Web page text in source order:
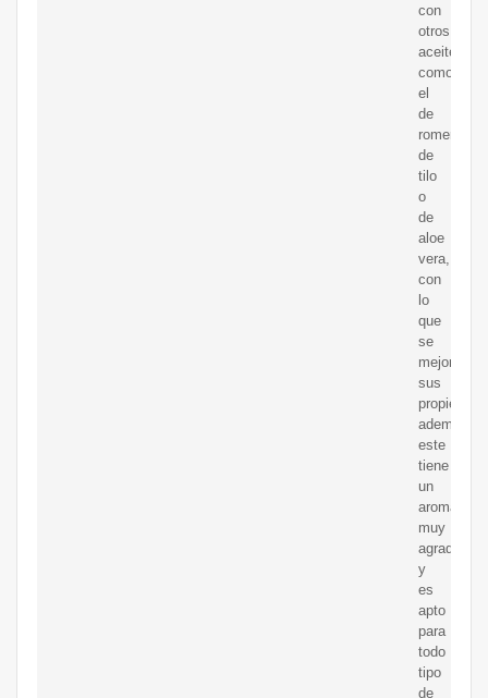
con
otros
aceites,
como
el
de
romero,
de
tilo
o
de
aloe
vera,
con
lo
que
se
mejoran
sus
ademas
este
tiene
un
aroma
muy
agradable
y
es
apto
para
todo
tipo
de